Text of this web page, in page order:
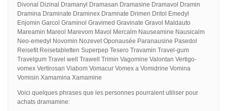
Divonal Dizinal Dramanyl Dramasan Dramasine Dramavol Dramin
Dramina Draminate Draminex Dramnate Drimen Dritol Emedyl
Enjomin Garcol Graminol Gravimed Gravinate Gravol Maldauto
Mareamin Mareol Marevom Mavol Mercalm Nauseamine Nausicalm
Neo-emedyl Novomin Nozevet Oponausée Paranausine Pasedol
Reisefit Reisetabletten Superpep Tesero Travamin Travel-gum
Travelgum Travel well Trawell Trimin Vagomine Valontan Vertigo-
vomex Vertirosan Viabom Vomacur Vomex a Vomidrine Vomina
Vomisin Xamamina Xamamine
Voici quelques phrases que les personnes pourraient utiliser pour
achats dramamine: